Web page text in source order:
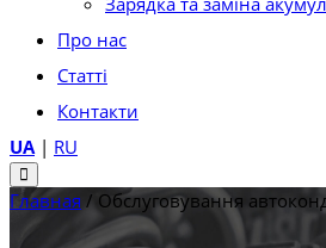
Про нас
Статті
Контакти
UA| RU
Главная / Обслуговування